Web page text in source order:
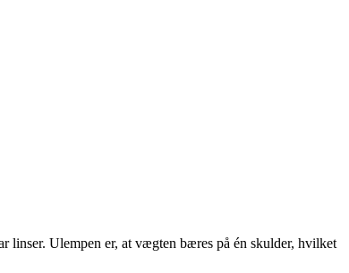
linser. Ulempen er, at vægten bæres på én skulder, hvilket